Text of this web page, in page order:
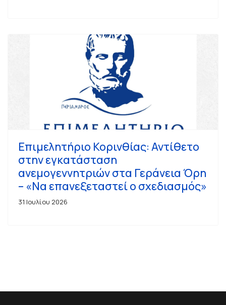
Επιμελητήριο Κορινθίας: Αντίθετο
στην εγκατάσταση
ανεμογεννητριών στα Γεράνεια Όρη
– «Να επανεξεταστεί ο σχεδιασμός»
31 Ιουλίου 2026